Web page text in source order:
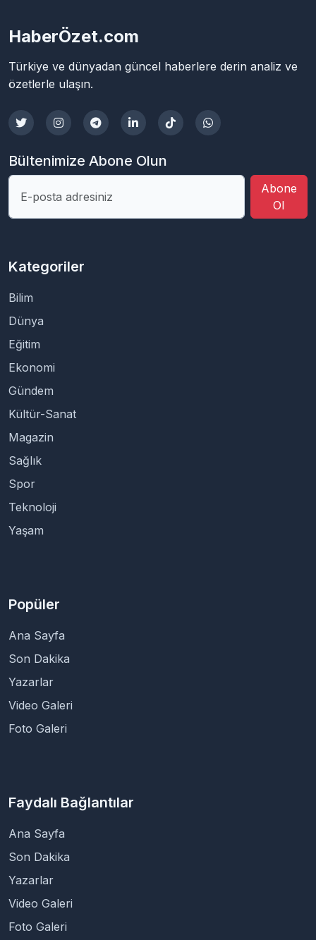
HaberÖzet.com
Türkiye ve dünyadan güncel haberlere derin analiz ve
özetlerle ulaşın.
Bültenimize Abone Olun
Abone
Ol
Kategoriler
Bilim
Dünya
Eğitim
Ekonomi
Gündem
Kültür-Sanat
Magazin
Sağlık
Spor
Teknoloji
Yaşam
Popüler
Ana Sayfa
Son Dakika
Yazarlar
Video Galeri
Foto Galeri
Faydalı Bağlantılar
Ana Sayfa
Son Dakika
Yazarlar
Video Galeri
Foto Galeri